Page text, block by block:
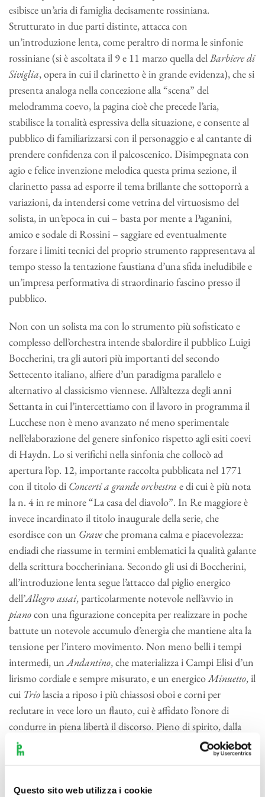
Questo sito web utilizza i cookie
esibisce un’aria di famiglia decisamente rossiniana.
Strutturato in due parti distinte, attacca con
un’introduzione lenta, come peraltro di norma le sinfonie
rossiniane (si è ascoltata il 9 e 11 marzo quella delBarbiere di
Siviglia, opera in cui il clarinetto è in grande evidenza), che si
presenta analoga nella concezione alla “scena” del
melodramma coevo, la pagina cioè che precede l’aria,
stabilisce la tonalità espressiva della situazione, e consente al
pubblico di familiarizzarsi con il personaggio e al cantante di
prendere confidenza con il palcoscenico. Disimpegnata con
agio e felice invenzione melodica questa prima sezione, il
clarinetto passa ad esporre il tema brillante che sottoporrà a
variazioni, da intendersi come vetrina del virtuosismo del
solista, in un’epoca in cui – basta por mente a Paganini,
amico e sodale di Rossini – saggiare ed eventualmente
forzare i limiti tecnici del proprio strumento rappresentava al
tempo stesso la tentazione faustiana d’una sfida ineludibile e
un’impresa performativa di straordinario fascino presso il
pubblico.
Non con un solista ma con lo strumento più sofisticato e
complesso dell’orchestra intende sbalordire il pubblico Luigi
Boccherini, tra gli autori più importanti del secondo
Settecento italiano, alfiere d’un paradigma parallelo e
alternativo al classicismo viennese. All’altezza degli anni
Settanta in cui l’intercettiamo con il lavoro in programma il
Lucchese non è meno avanzato né meno sperimentale
nell’elaborazione del genere sinfonico rispetto agli esiti coevi
di Haydn. Lo si verifichi nella sinfonia che collocò ad
apertura l’op. 12, importante raccolta pubblicata nel 1771
con il titolo di Concerti a grande orchestra e di cui è più nota
la n. 4 in re minore “La casa del diavolo”. In Re maggiore è
invece incardinato il titolo inaugurale della serie, che
esordisce con un Graveche promana calma e piacevolezza:
endiadi che riassume in termini emblematici la qualità galante
della scrittura boccheriniana. Secondo gli usi di Boccherini,
all’introduzione lenta segue l’attacco dal piglio energico
dell’Allegro assai, particolarmente notevole nell’avvio in
pianocon una figurazione concepita per realizzare in poche
battute un notevole accumulo d’energia che mantiene alta la
tensione per l’intero movimento. Non meno belli i tempi
intermedi, unAndantino, che materializza i Campi Elisi d’un
lirismo cordiale e sempre misurato, e un energicoMinuetto, il
cui Triolascia a riposo i più chiassosi oboi e corni per
reclutare in vece loro un flauto, cui è affidato l’onore di
condurre in piena libertà il discorso. Pieno di spirito, dalla
scrittura mobile nel gioco di dinamiche contrapposte e
caratterizzato da un impiego efficace del
è invece il
altre boccheriniane, anche in trascrizione per quintetto